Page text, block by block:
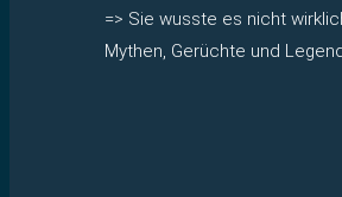
=> Sie wusste es nicht
Mythen, Gerüchte und